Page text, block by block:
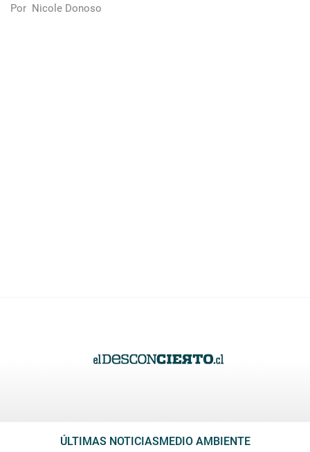
Por Nicole Donoso
ÚLTIMAS NOTICIAS MEDIO AMBIENTE